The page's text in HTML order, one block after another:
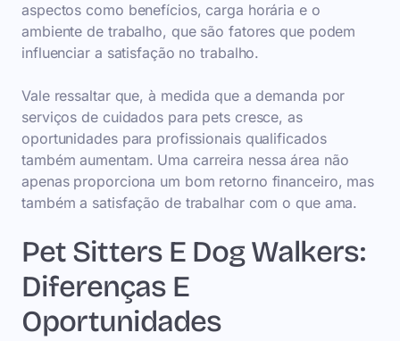
aspectos como benefícios, carga horária e o
ambiente de trabalho, que são fatores que podem
influenciar a satisfação no trabalho.
Vale ressaltar que, à medida que a demanda por
serviços de cuidados para pets cresce, as
oportunidades para profissionais qualificados
também aumentam. Uma carreira nessa área não
apenas proporciona um bom retorno financeiro, mas
também a satisfação de trabalhar com o que ama.
Pet Sitters E Dog Walkers:
Diferenças E
Oportunidades